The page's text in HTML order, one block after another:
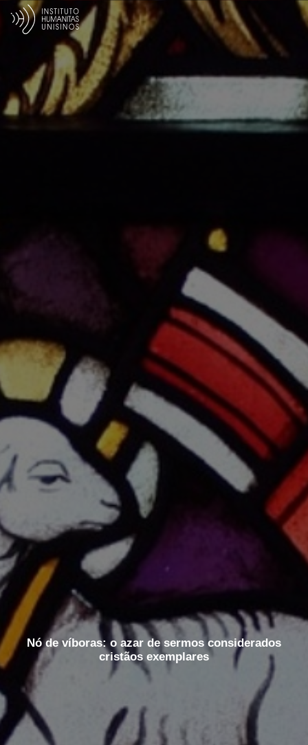
Nó de víboras: o azar de sermos considerados
cristãos exemplares